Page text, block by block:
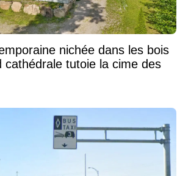
nichée dans les bois
cathédrale tutoie la cime des